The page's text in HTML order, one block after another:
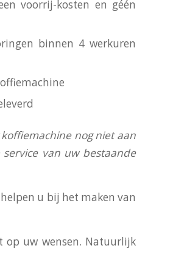
voorrij-kosten en géén
binnen 4 werkuren
nog niet aan
van uw bestaande
u bij het maken van
op uw wensen. Natuurlijk